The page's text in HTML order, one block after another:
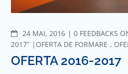
24 MAI, 2016 COMMENTS
0 FEEDBACKS
2017”
OFERTA DE FORMARE ,
OFERTA 2016-2017